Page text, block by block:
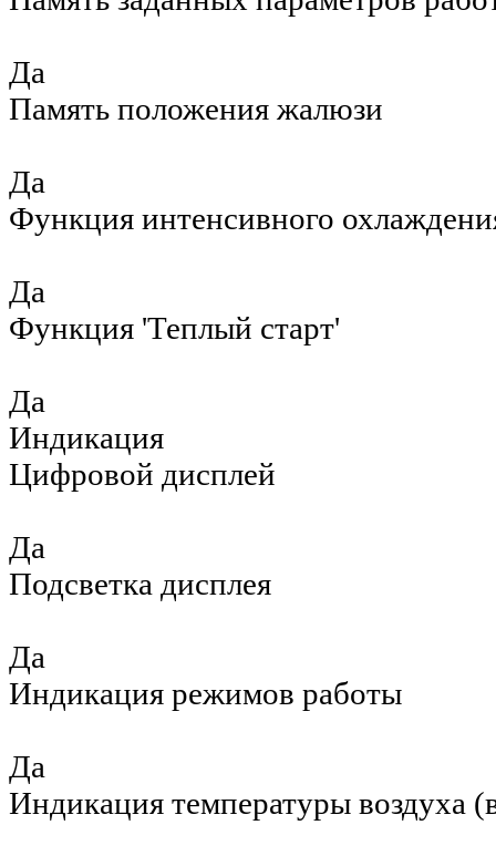
Да
Память положения жалюзи
Да
Функция интенсивного
Да
Функция 'Теплый старт'
Да
Индикация
Цифровой дисплей
Да
Подсветка дисплея
Да
Индикация режимов работы
Да
Индикация температуры воздуха